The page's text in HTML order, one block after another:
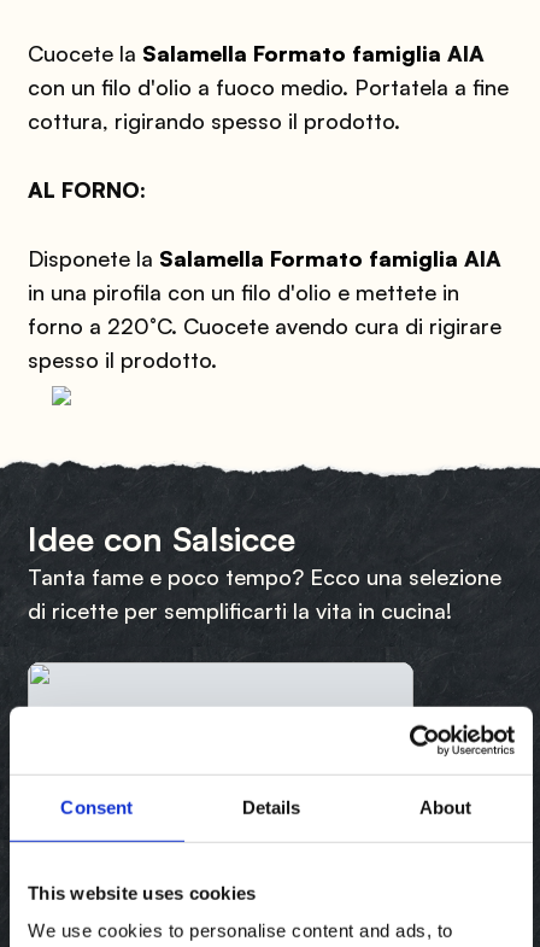
Consent Details About
This website uses cookies
We use cookies to personalise content and ads, to
Cuocete la Salamella Formato famiglia AIA
con un filo d'olio a fuoco medio. Portatela a fine
cottura, rigirando spesso il prodotto.
AL FORNO:
Disponete la Salamella Formato famiglia AIA
in una pirofila con un filo d'olio e mettete in
forno a 220°C. Cuocete avendo cura di rigirare
spesso il prodotto.
Idee con Salsicce
Tanta fame e poco tempo? Ecco una selezione
di ricette per semplificarti la vita in cucina!